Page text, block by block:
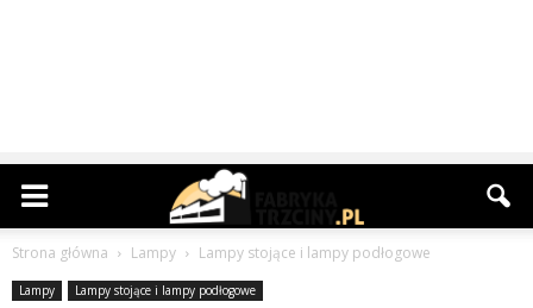
Strona główna Lampy Lampy stojące i lampy podłogowe
Lampy Lampy stojące i lampy podłogowe